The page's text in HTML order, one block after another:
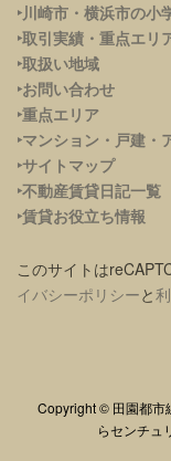
‣川崎市・横浜市の小
‣取引実績・重点エリ
‣取扱い地域
‣お問い合わせ
‣重点エリア
‣マンション・戸建・
‣サイトマップ
‣不動産賃貸日記一覧
‣賃貸お役立ち情報
このサイトは
イバシーポリシーと
Copyright © 田園都市
らセンチュ